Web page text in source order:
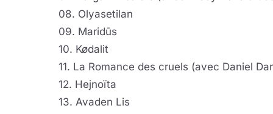
08. Olyasetilan
09. Maridūs
10. Kødalit
11. La Romance des cruels (avec Daniel
12. Hejnoïta
13. Avaden Lis